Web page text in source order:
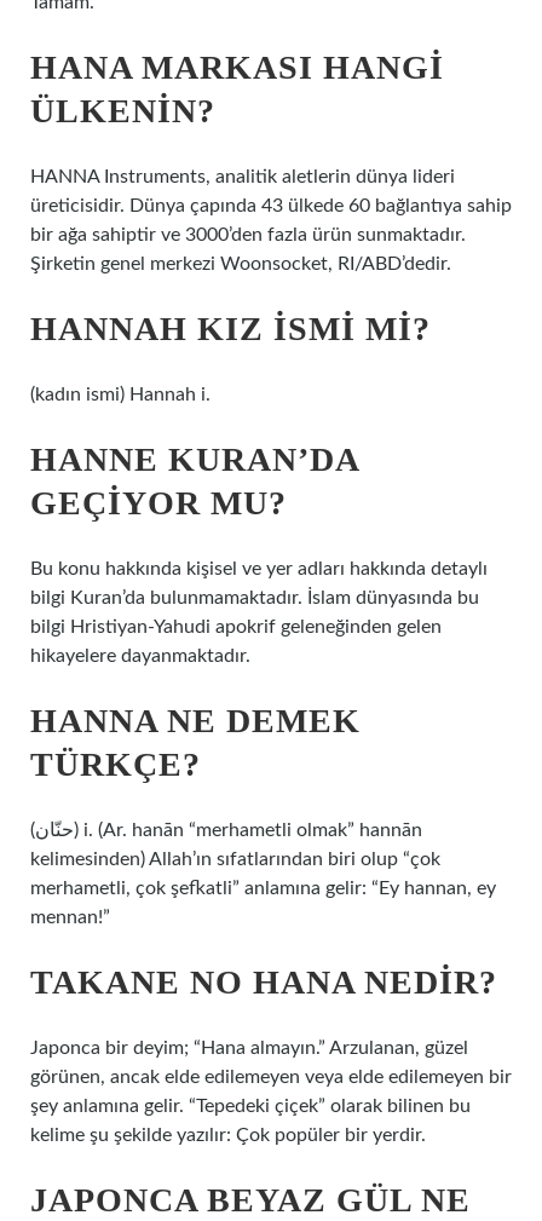
HANA MARKASI HANGI
ÜLKENIN?
HANNA Instruments, analitik aletlerin dünya lideri
üreticisidir. Dünya çapında 43 ülkede 60 bağlantıya sahip
bir ağa sahiptir ve 3000’den fazla ürün sunmaktadır.
Şirketin genel merkezi Woonsocket, RI/ABD’dedir.
HANNAH KIZ ISMI MI?
(kadın ismi) Hannah i.
HANNE KURAN’DA
GEÇIYOR MU?
Bu konu hakkında kişisel ve yer adları hakkında detaylı
bilgi Kuran’da bulunmamaktadır. İslam dünyasında bu
bilgi Hristiyan-Yahudi apokrif geleneğinden gelen
hikayelere dayanmaktadır.
HANNA NE DEMEK
TÜRKÇE?
(ﺣﻨّﺎﻥ) i. (Ar. hanān “merhametli olmak” hannān
kelimesinden) Allah’ın sıfatlarından biri olup “çok
merhametli, çok şefkatli” anlamına gelir: “Ey hannan, ey
mennan!”
TAKANE NO HANA NEDIR?
Japonca bir deyim; “Hana almayın.” Arzulanan, güzel
görünen, ancak elde edilemeyen veya elde edilemeyen bir
şey anlamına gelir. “Tepedeki çiçek” olarak bilinen bu
kelime şu şekilde yazılır: Çok popüler bir yerdir.
JAPONCA BEYAZ GÜL NE